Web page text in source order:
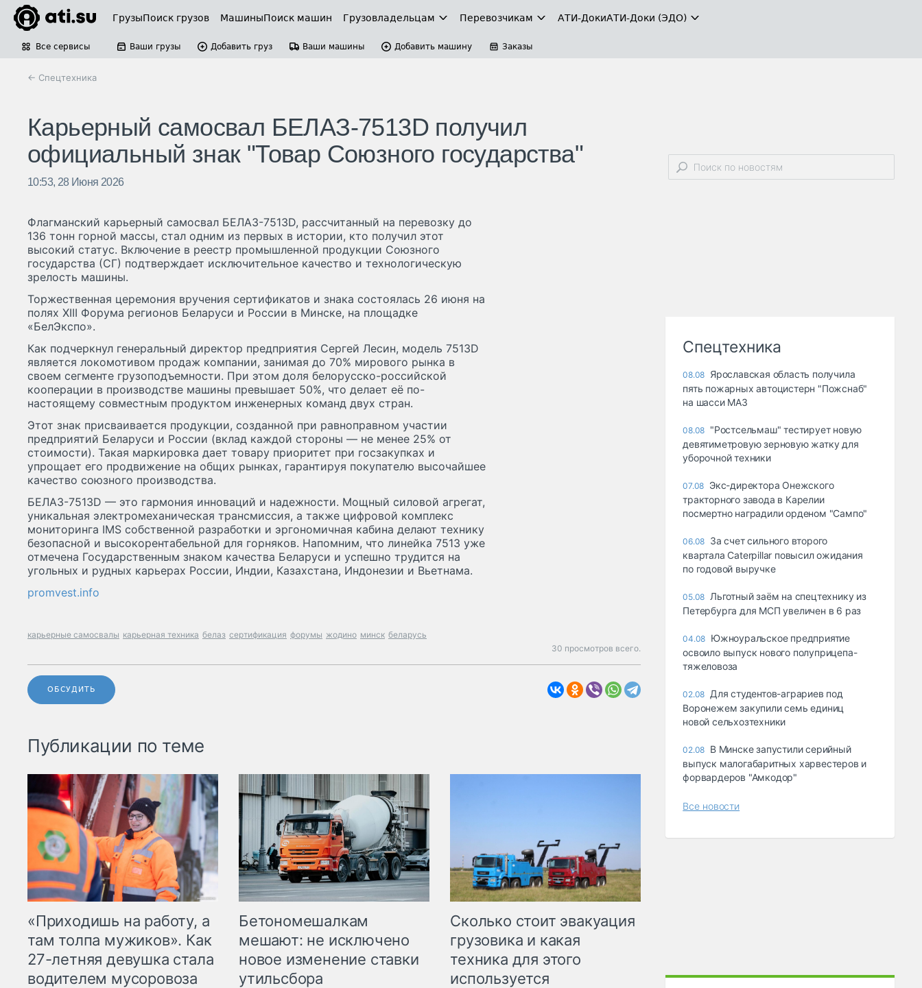
ГрузыПоиск грузов МашиныПоиск машин Грузовладельцам Перевозчикам АТИ-ДокиАТИ-Доки (ЭДО)
Все сервисы Ваши грузы Добавить груз Ваши машины Добавить машину Заказы
← Спецтехника
Карьерный самосвал БЕЛАЗ-7513D получил
официальный знак "Товар Союзного государства"
10:53, 28 Июня 2026
Флагманский карьерный самосвал БЕЛАЗ-7513D, рассчитанный на перевозку до
136 тонн горной массы, стал одним из первых в истории, кто получил этот
высокий статус. Включение в реестр промышленной продукции Союзного
государства (СГ) подтверждает исключительное качество и технологическую
зрелость машины.
Торжественная церемония вручения сертификатов и знака состоялась 26 июня на
полях XIII Форума регионов Беларуси и России в Минске, на площадке
«БелЭкспо».
Как подчеркнул генеральный директор предприятия Сергей Лесин, модель 7513D
является локомотивом продаж компании, занимая до 70% мирового рынка в
своем сегменте грузоподъемности. При этом доля белорусско-российской
кооперации в производстве машины превышает 50%, что делает её по-
настоящему совместным продуктом инженерных команд двух стран.
Этот знак присваивается продукции, созданной при равноправном участии
предприятий Беларуси и России (вклад каждой стороны — не менее 25% от
стоимости). Такая маркировка дает товару приоритет при госзакупках и
упрощает его продвижение на общих рынках, гарантируя покупателю высочайшее
качество союзного производства.
БЕЛАЗ-7513D — это гармония инноваций и надежности. Мощный силовой агрегат,
уникальная электромеханическая трансмиссия, а также цифровой комплекс
мониторинга IMS собственной разработки и эргономичная кабина делают технику
безопасной и высокорентабельной для горняков. Напомним, что линейка 7513 уже
отмечена Государственным знаком качества Беларуси и успешно трудится на
угольных и рудных карьерах России, Индии, Казахстана, Индонезии и Вьетнама.
promvest.info
карьерные самосвалы карьерная техника белаз сертификация форумы жодино минск беларусь
30 просмотров всего.
ОБСУДИТЬ
Публикации по теме
«Приходишь на работу, а
там толпа мужиков». Как
27-летняя девушка стала
водителем мусоровоза
Бетономешалкам
мешают: не исключено
новое изменение ставки
утильсбора
Сколько стоит эвакуация
грузовика и какая
техника для этого
используется
Спецтехника
08.08 Ярославская область получила
пять пожарных автоцистерн "Пожснаб"
на шасси МАЗ
08.08 "Ростсельмаш" тестирует новую
девятиметровую зерновую жатку для
уборочной техники
07.08 Экс-директора Онежского
тракторного завода в Карелии
посмертно наградили орденом "Сампо"
06.08 За счет сильного второго
квартала Caterpillar повысил ожидания
по годовой выручке
05.08 Льготный заём на спецтехнику из
Петербурга для МСП увеличен в 6 раз
04.08 Южноуральское предприятие
освоило выпуск нового полуприцепа-
тяжеловоза
02.08 Для студентов-аграриев под
Воронежем закупили семь единиц
новой сельхозтехники
02.08 В Минске запустили серийный
выпуск малогабаритных харвестеров и
форвардеров "Амкодор"
Все новости